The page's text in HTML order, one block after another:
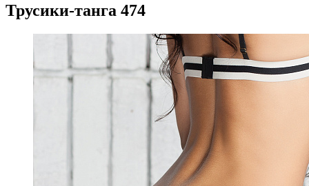
Трусики-танга 474